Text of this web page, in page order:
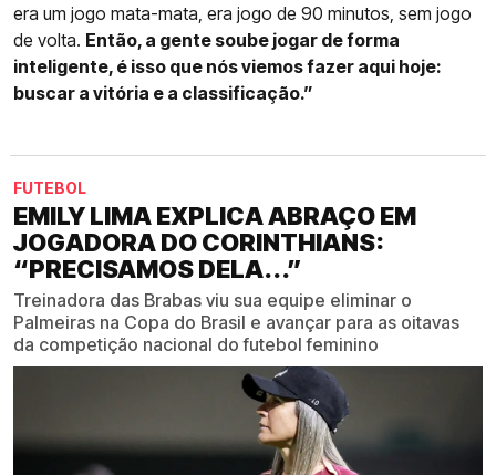
era um jogo mata-mata, era jogo de 90 minutos, sem jogo
de volta. Então, a gente soube jogar de forma
inteligente, é isso que nós viemos fazer aqui hoje:
buscar a vitória e a classificação.”
FUTEBOL
EMILY LIMA EXPLICA ABRAÇO EM
JOGADORA DO CORINTHIANS:
“PRECISAMOS DELA...”
Treinadora das Brabas viu sua equipe eliminar o
Palmeiras na Copa do Brasil e avançar para as oitavas
da competição nacional do futebol feminino